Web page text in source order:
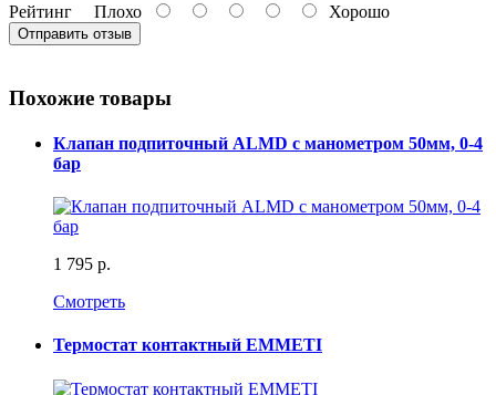
Рейтинг Плохо Хорошо
Отправить отзыв
Похожие товары
Клапан подпиточный ALMD с манометром 50мм, 0-4
бар
1 795 р.
Смотреть
Термостат контактный EMMETI